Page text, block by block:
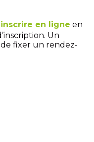
inscrire en ligne en
Un
fixer un rendez-